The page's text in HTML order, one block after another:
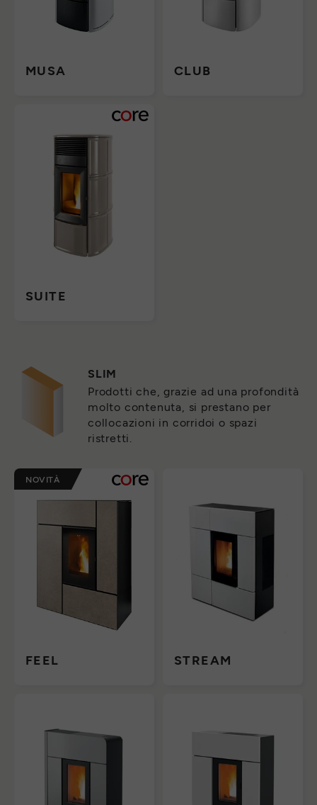
MUSA CLUB
SUITE
SLIM
Prodotti che, grazie ad una profondità
molto contenuta, si prestano per
collocazioni in corridoi o spazi
ristretti.
NOVITÀ
FEEL STREAM